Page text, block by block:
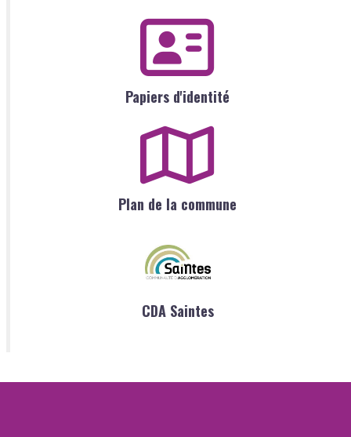
Papiers d'identité
Plan de la commune
CDA Saintes